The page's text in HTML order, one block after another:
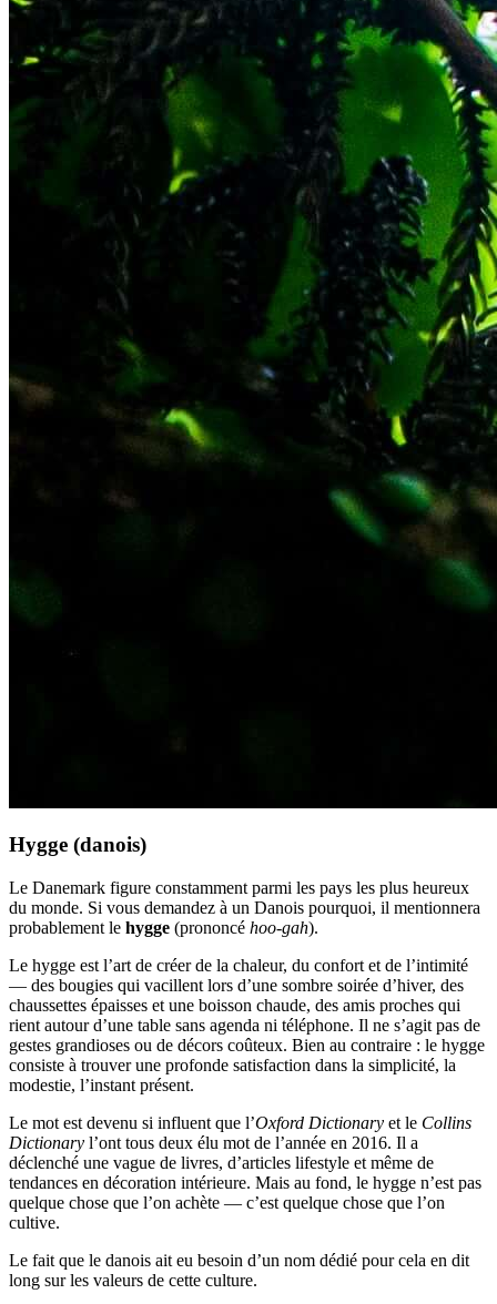
Hygge (danois)
Le Danemark figure constamment parmi les pays les plus heureux
du monde. Si vous demandez à un Danois pourquoi, il mentionnera
probablement le hygge (prononcé hoo-gah).
Le hygge est l’art de créer de la chaleur, du confort et de l’intimité
— des bougies qui vacillent lors d’une sombre soirée d’hiver, des
chaussettes épaisses et une boisson chaude, des amis proches qui
rient autour d’une table sans agenda ni téléphone. Il ne s’agit pas de
gestes grandioses ou de décors coûteux. Bien au contraire : le hygge
consiste à trouver une profonde satisfaction dans la simplicité, la
modestie, l’instant présent.
Le mot est devenu si influent que l’Oxford Dictionary et le Collins
Dictionary l’ont tous deux élu mot de l’année en 2016. Il a
déclenché une vague de livres, d’articles lifestyle et même de
tendances en décoration intérieure. Mais au fond, le hygge n’est pas
quelque chose que l’on achète — c’est quelque chose que l’on
cultive.
Le fait que le danois ait eu besoin d’un nom dédié pour cela en dit
long sur les valeurs de cette culture.